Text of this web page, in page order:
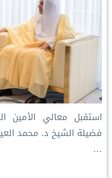
استقبل معالي الأمين
فضيلة الشيخ د. ⁧‫محمد
…